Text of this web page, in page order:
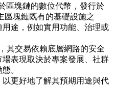
區塊鏈的數位代幣，發行於
區塊鏈既有的基礎設施之
途，例如實用功能、治理或
其交易依賴底層網路的安全
表現取決於專案發展、社群
。
更好地了解其預期用途與代